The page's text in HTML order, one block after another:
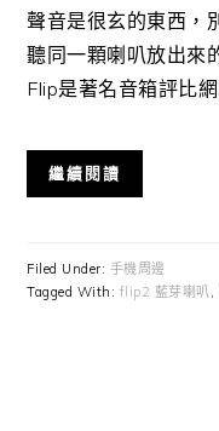
聲音是很玄的東西，
聽同一顆喇叭放出來
Flip是著名音箱評比
繼續閱讀
Filed Under: 手機周邊
Tagged With: flip2 藍芽喇叭 ,